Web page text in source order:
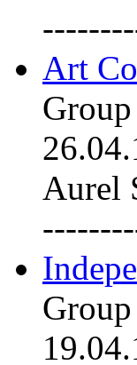
Art
Aurel